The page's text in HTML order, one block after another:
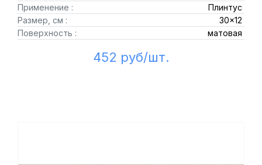
Применение :
Плинтус
Размер, см :
30x12
Поверхность :
матовая
452 руб/шт.